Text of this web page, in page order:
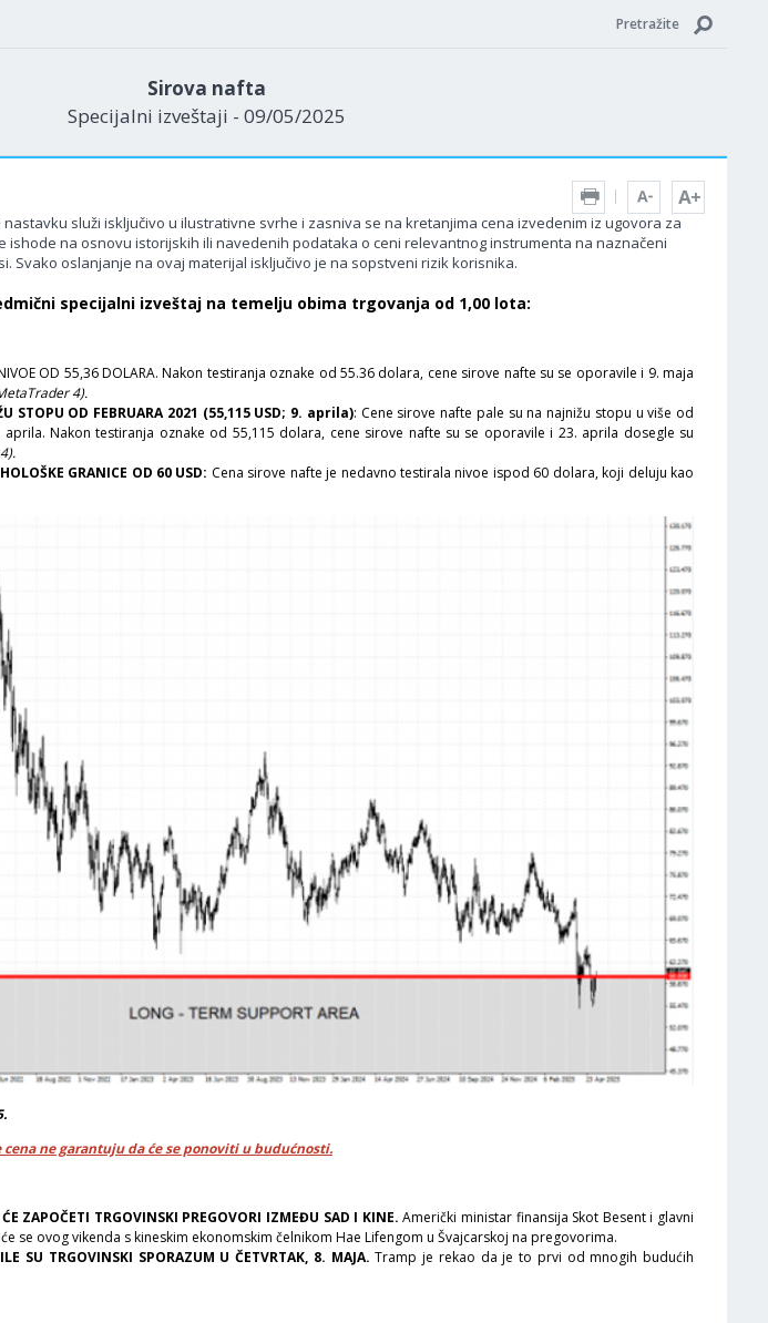
Pretražite
Sirova nafta
Specijalni izveštaji - 09/05/2025
služi isključivo u ilustrativne svrhe i zasniva se na kretanjima cena izvedenim iz ugovora za
ishode na osnovu istorijskih ili navedenih podataka o ceni relevantnog instrumenta na naznačeni
Svako oslanjanje na ovaj materijal isključivo je na sopstveni rizik korisnika.
specijalni izveštaj na temelju obima trgovanja od 1,00 lota:
NIVOE OD 55,36 DOLARA. Nakon testiranja oznake od 55.36 dolara, cene sirove nafte su se oporavile i 9. maja
4).
STOPU OD FEBRUARA 2021 (55,115 USD; 9. aprila): Cene sirove nafte pale su na najnižu stopu u više od
Nakon testiranja oznake od 55,115 dolara, cene sirove nafte su se oporavile i 23. aprila dosegle su
GRANICE OD 60 USD: Cena sirove nafte je nedavno testirala nivoe ispod 60 dolara, koji deluju kao
ne garantuju da će se ponoviti u budućnosti.
ZAPOČETI TRGOVINSKI PREGOVORI IZMEĐU SAD I KINE.Američki ministar finansija Skot Besent i glavni
se ovog vikenda s kineskim ekonomskim čelnikom Hae Lifengom u Švajcarskoj na pregovorima.
SU TRGOVINSKI SPORAZUM U ČETVRTAK, 8. MAJA. Tramp je rekao da je to prvi od mnogih budućih